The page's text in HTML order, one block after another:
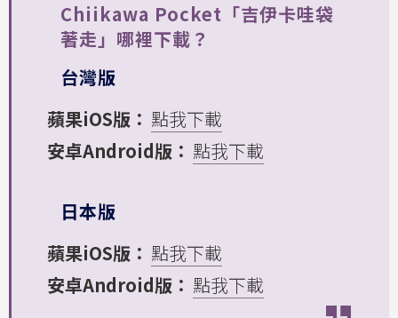
Chiikawa Pocket「吉伊卡哇袋
著走」哪裡下載？
台灣版
蘋果iOS版： 點我下載
安卓Android版： 點我下載
日本版
蘋果iOS版： 點我下載
安卓Android版： 點我下載